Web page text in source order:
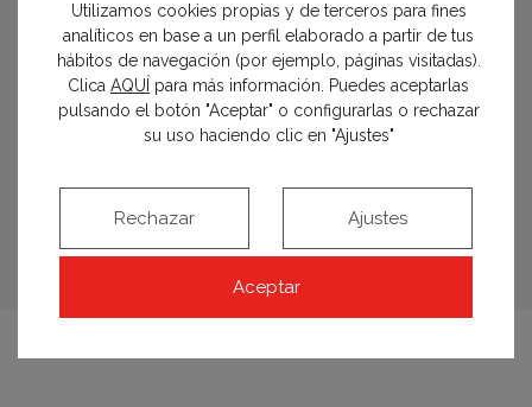
Madrid
669 415 995
info@mszestudio.com
mszestudio.com
Utilizamos cookies propias y de terceros para fines
analíticos en base a un perfil elaborado a partir de tus
hábitos de navegación (por ejemplo, páginas visitadas).
Clica AQUÍ para más información. Puedes aceptarlas
pulsando el botón "Aceptar" o configurarlas o rechazar
su uso haciendo clic en "Ajustes"
Aceptar
Rechazar Ajustes